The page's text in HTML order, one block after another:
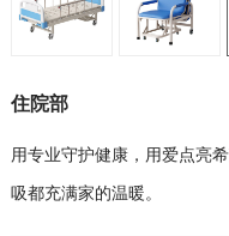
住院部
用专业守护健康，用爱点亮
吸都充满家的温暖。